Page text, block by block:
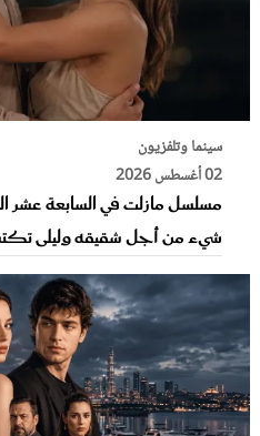
سينما وتلفزيون
02 أغسطس 2026
شيء من أجل شقيقه وليلى